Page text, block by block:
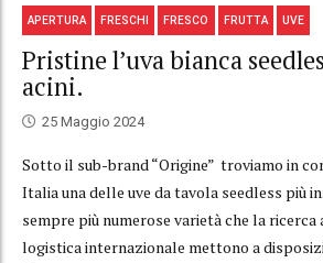
APERTURA FRESCHI FRESCO FRUTTA UVE
Pristine l’uva bianca
acini.
25 Maggio 2024
Sotto il sub-brand “Origine” troviamo in
Italia una delle uve da tavola seedless più
sempre più numerose varietà che la ricerca
logistica internazionale mettono a